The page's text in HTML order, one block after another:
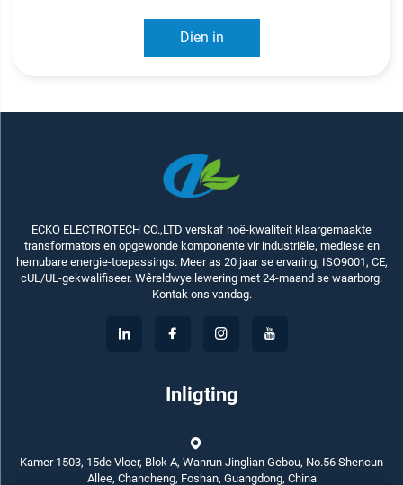
Dien in
ECKO ELECTROTECH CO.,LTD verskaf hoë-kwaliteit klaargemaakte
transformators en opgewonde komponente vir industriële, mediese en
hernubare energie-toepassings. Meer as 20 jaar se ervaring, ISO9001, CE,
cUL/UL-gekwalifiseer. Wêreldwye lewering met 24-maand se waarborg.
Kontak ons vandag.
Inligting
Kamer 1503, 15de Vloer, Blok A, Wanrun Jinglian Gebou, No.56 Shencun
Allee, Chancheng, Foshan, Guangdong, China